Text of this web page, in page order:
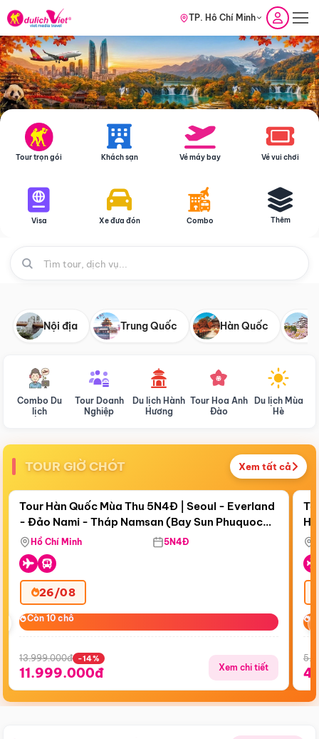
TP. Hồ Chí Minh
Tour trọn gói Khách sạn Vé máy bay Vé vui chơi
Visa Xe đưa đón Combo Thêm
Nội địa Trung Quốc Hàn Quốc
Combo Du
lịch
Tour Doanh
Nghiệp
Du lịch Hành
Hương
Tour Hoa Anh
Đào
Du lịch Mùa
Hè
TOUR GIỜ CHÓT Xem tất cả
Còn18 ngày 17:02:37
Bay Sun Phuquoc Airways
Điểm nổi bật
Tour Hàn Quốc Mùa Thu 5N4Đ | Seoul - Everland
- Đảo Nami - Tháp Namsan (Bay Sun Phuquoc
Airways)
Hồ Chí Minh 5N4Đ
26/08
Còn 10 chỗ
Còn 10 chỗ
13.999.000đ -14%
11.999.000đ Xem chi tiết